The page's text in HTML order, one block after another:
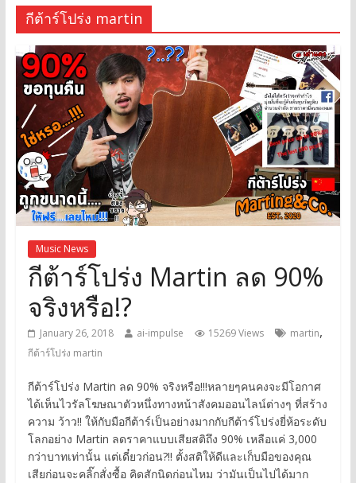
กีต้าร์โปร่ง martin
Music News
กีต้าร์โปร่ง Martin ลด 90%
จริงหรือ!?
January 26, 2018 ai-impulse 15269 Views martin,
กีต้าร์โปร่ง martin
กีต้าร์โปร่ง Martin ลด 90% จริงหรือ!!!หลายๆคนคงจะมีโอกาศ
ได้เห็นไวรัลโฆษณาตัวหนึ่งทางหน้าสังคมออนไลน์ต่างๆ ที่สร้าง
ความ ว้าว!! ให้กับมือกีต้าร์เป็นอย่างมากกับกีต้าร์โปร่งยี่ห้อระดับ
โลกอย่าง Martin ลดราคาแบบเสียสติถึง 90% เหลือแค่ 3,000
กว่าบาทเท่านั้น แต่เดี๋ยวก่อน?!! ตั้งสติให้ดีและเก็บมือของคุณ
เสียก่อนจะคลิ๊กสั่งซื้อ คิดสักนิดก่อนไหม ว่ามันเป็นไปได้มาก